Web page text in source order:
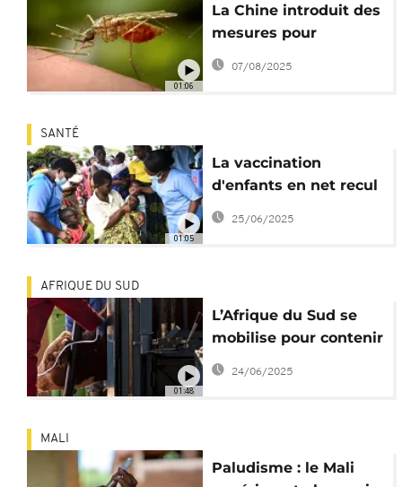
01:06
La Chine introduit des
mesures pour
éradiquer le
chikungunya
07/08/2025
01:05
SANTÉ
La vaccination
d'enfants en net recul
dans le monde, alerte
The Lancet
25/06/2025
01:48
AFRIQUE DU SUD
L’Afrique du Sud se
mobilise pour contenir
la fièvre aphteuse
24/06/2025
MALI
Paludisme : le Mali